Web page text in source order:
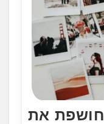
חושפת את